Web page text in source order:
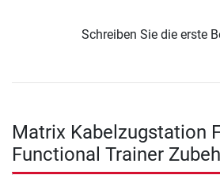
Schreiben Sie die erste
Matrix Kabelzugstation
Functional Trainer